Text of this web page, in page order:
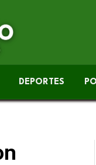
DEPORTES